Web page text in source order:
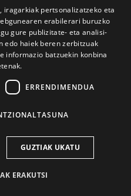
iragarkiak pertsonalizatzeko eta
erabilerari buruzko
gure publizitate- eta analisi-
edo haiek beren zerbitzuak
informazio batzuekin konbina
ERRENDIMENDUA
GUZTIAK UKATU
ERAKUTSI